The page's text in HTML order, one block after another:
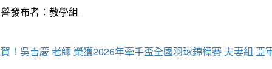
發布者：教學組
！吳吉慶 老師 榮獲2026年牽手盃全國羽球錦標賽 夫妻組 亞